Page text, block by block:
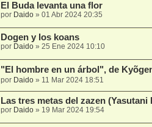
El Buda levanta una flor
por Daido» 01 Abr 2024 20:35
Dogen y los koans
por Daido» 25 Ene 2024 10:10
"El hombre en un árbol", de
por Daido» 11 Mar 2024 18:51
Las tres metas del zazen (Yasutani
por Daido» 19 Mar 2024 19:54